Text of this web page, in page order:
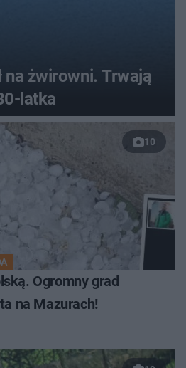
na żwirowni. Trwają
latka
10
Ogromny grad
na Mazurach!